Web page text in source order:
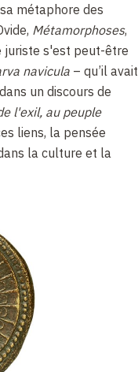
métaphore des
Métamorphoses,
juriste s'est peut-être
navicula – qu’il avait
un discours de
l'exil, au peuple
liens, la pensée
la culture et la